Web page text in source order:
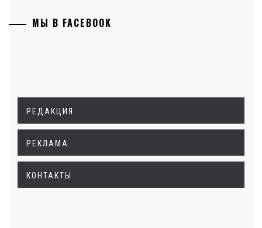
МЫ В FACEBOOK
РЕДАКЦИЯ
РЕКЛАМА
КОНТАКТЫ